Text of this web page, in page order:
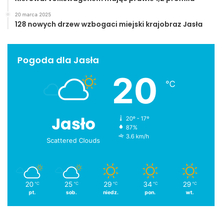
20 marca 2025
128 nowych drzew wzbogaci miejski krajobraz Jasła
Pogoda dla Jasła
Jasło
Scattered Clouds
20 ℃
20º - 17º
87%
3.6 km/h
20 ℃
pt.
25 ℃
sob.
29 ℃
niedz.
34 ℃
pon.
29 ℃
wt.